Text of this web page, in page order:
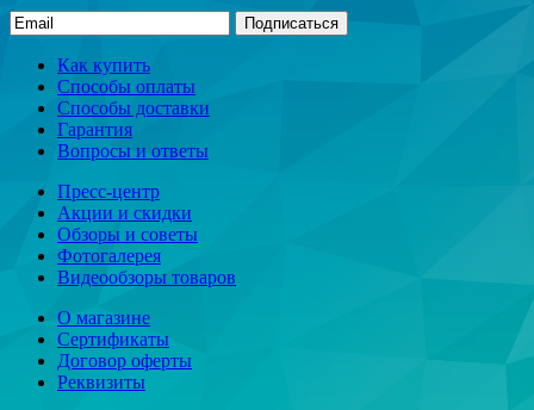
Подписаться
Как купить
Способы оплаты
Способы доставки
Гарантия
Вопросы и ответы
Пресс-центр
Акции и скидки
Обзоры и советы
Фотогалерея
Видеообзоры товаров
О магазине
Сертификаты
Договор оферты
Реквизиты